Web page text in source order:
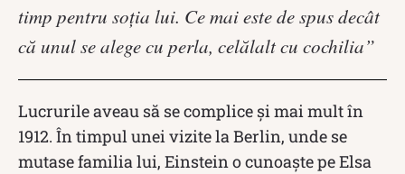
timp pentru soţia lui. Ce mai este de spus decât
că unul se alege cu perla, celălalt cu cochilia”
Lucrurile aveau să se complice și mai mult în
1912. În timpul unei vizite la Berlin, unde se
mutase familia lui, Einstein o cunoaşte pe Elsa